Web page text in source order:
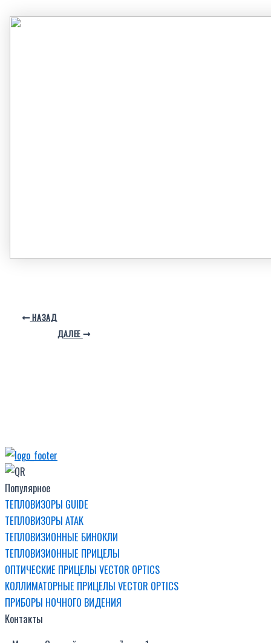
НАЗАД
ДАЛЕЕ
Популярное
ТЕПЛОВИЗОРЫ GUIDE
ТЕПЛОВИЗОРЫ ATAK
ТЕПЛОВИЗИОННЫЕ БИНОКЛИ
ТЕПЛОВИЗИОННЫЕ ПРИЦЕЛЫ
ОПТИЧЕСКИЕ ПРИЦЕЛЫ VECTOR OPTICS
КОЛЛИМАТОРНЫЕ ПРИЦЕЛЫ VECTOR OPTICS
ПРИБОРЫ НОЧНОГО ВИДЕНИЯ
Контакты